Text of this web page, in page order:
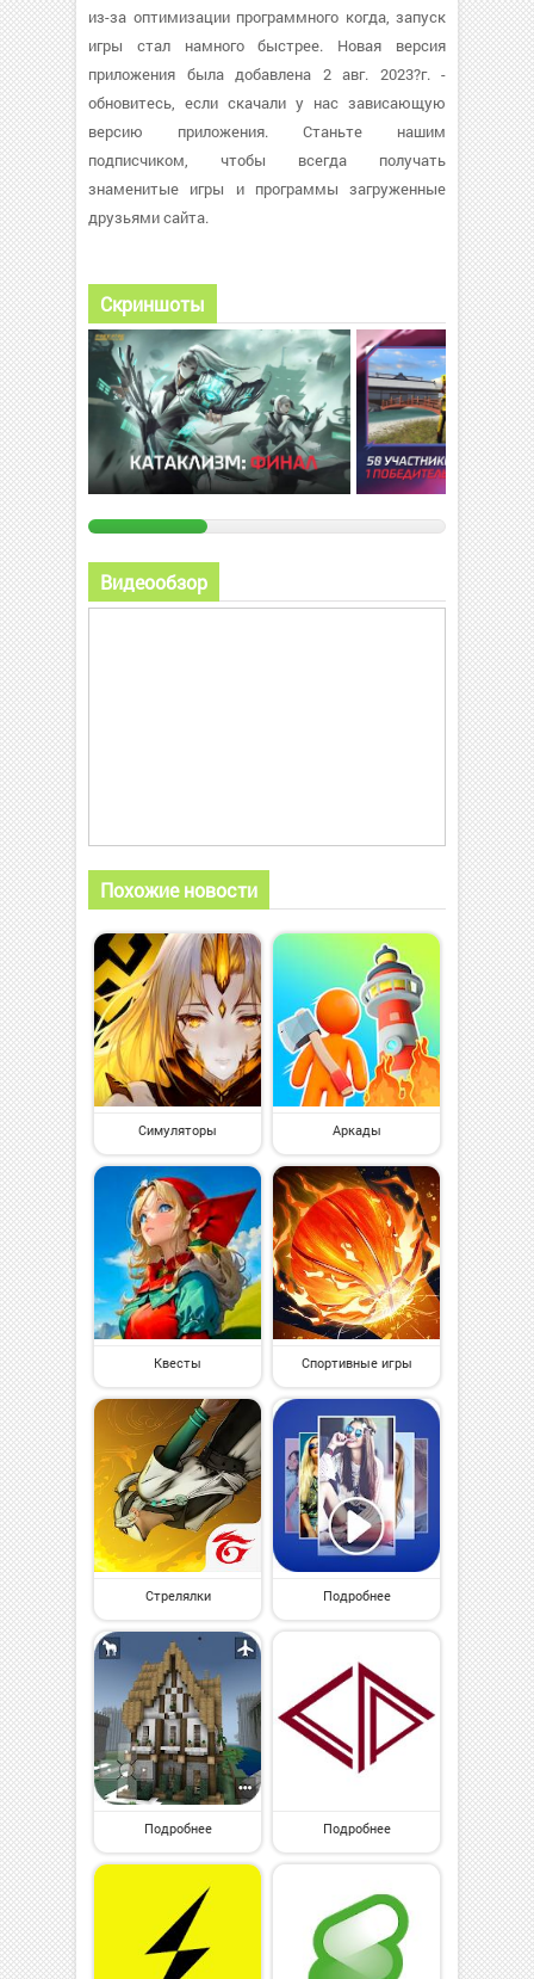
из-за оптимизации программного когда, запуск
игры стал намного быстрее. Новая версия
приложения была добавлена 2 авг. 2023?г. -
обновитесь, если скачали у нас зависающую
версию приложения. Станьте нашим
подписчиком, чтобы всегда получать
знаменитые игры и программы загруженные
друзьями сайта.
Скриншоты
Видеообзор
Похожие новости
Симуляторы Аркады
Квесты Спортивные игры
Стрелялки Подробнее
Подробнее Подробнее